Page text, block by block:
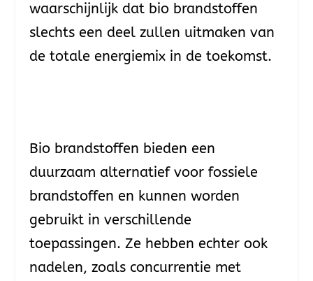
waarschijnlijk dat bio brandstoffen
slechts een deel zullen uitmaken van
de totale energiemix in de toekomst.
Bio brandstoffen bieden een
duurzaam alternatief voor fossiele
brandstoffen en kunnen worden
gebruikt in verschillende
toepassingen. Ze hebben echter ook
nadelen, zoals concurrentie met